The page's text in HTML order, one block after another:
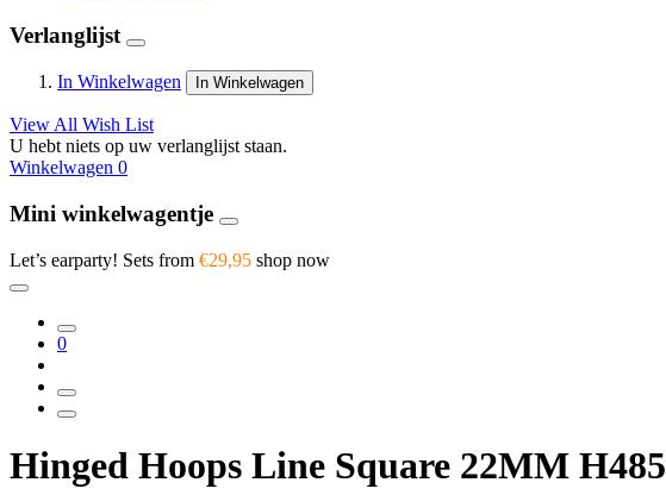
Verlanglijst
In Winkelwagen In Winkelwagen
View All Wish List
U hebt niets op uw verlanglijst staan.
Winkelwagen 0
Mini winkelwagentje
Let’s earparty! Sets from €29,95 shop now
0
Hinged Hoops Line Square 22MM H485